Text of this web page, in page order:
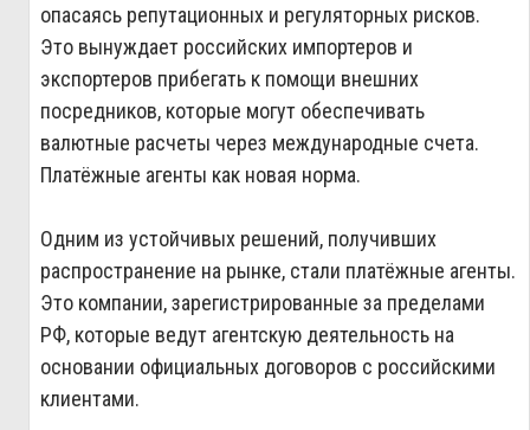
опасаясь репутационных и регуляторных рисков.
Это вынуждает российских импортеров и
экспортеров прибегать к помощи внешних
посредников, которые могут обеспечивать
валютные расчеты через международные счета.
Платёжные агенты как новая норма.
Одним из устойчивых решений, получивших
распространение на рынке, стали платёжные агенты.
Это компании, зарегистрированные за пределами
РФ, которые ведут агентскую деятельность на
основании официальных договоров с российскими
клиентами.